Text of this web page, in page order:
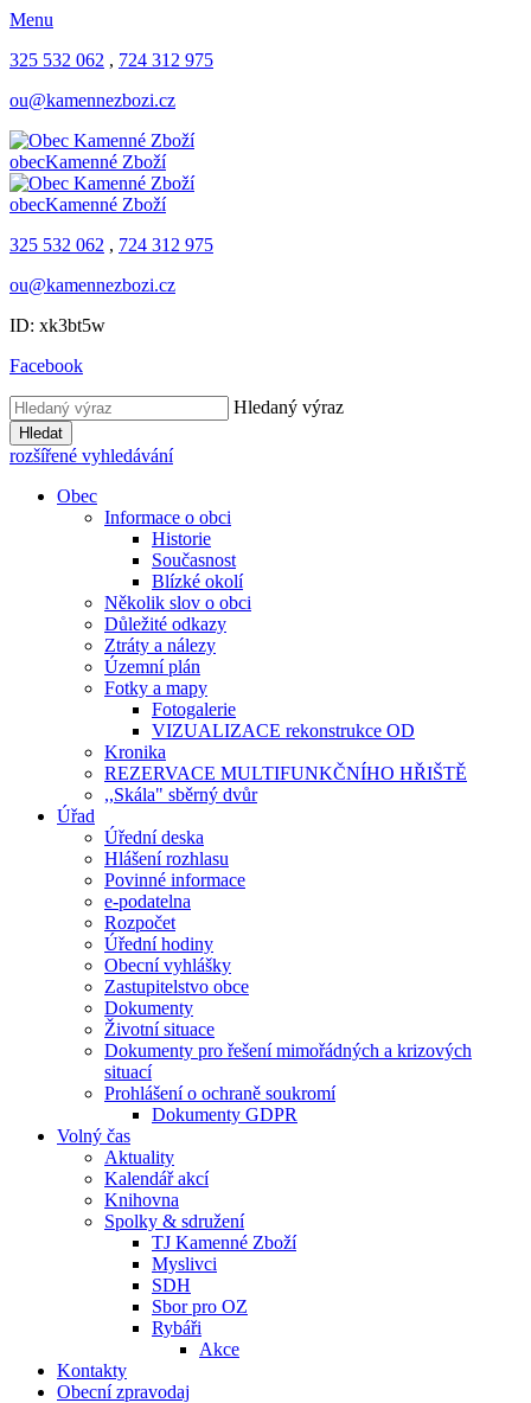
Menu
325 532 062 , 724 312 975
ou@kamennezbozi.cz
obecKamenné Zboží
obecKamenné Zboží
325 532 062 , 724 312 975
ou@kamennezbozi.cz
ID: xk3bt5w
Facebook
Hledaný výraz
Hledat
rozšířené vyhledávání
Obec
Informace o obci
Historie
Současnost
Blízké okolí
Několik slov o obci
Důležité odkazy
Ztráty a nálezy
Územní plán
Fotky a mapy
Fotogalerie
VIZUALIZACE rekonstrukce OD
Kronika
REZERVACE MULTIFUNKČNÍHO HŘIŠTĚ
,,Skála" sběrný dvůr
Úřad
Úřední deska
Hlášení rozhlasu
Povinné informace
e-podatelna
Rozpočet
Úřední hodiny
Obecní vyhlášky
Zastupitelstvo obce
Dokumenty
Životní situace
Dokumenty pro řešení mimořádných a krizových
situací
Prohlášení o ochraně soukromí
Dokumenty GDPR
Volný čas
Aktuality
Kalendář akcí
Knihovna
Spolky & sdružení
TJ Kamenné Zboží
Myslivci
SDH
Sbor pro OZ
Rybáři
Akce
Kontakty
Obecní zpravodaj